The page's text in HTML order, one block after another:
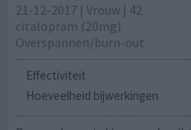
21-12-2017 | Vrouw | 42
citalopram (20mg)
Overspannen/burn-out
Effectiviteit
Hoeveelheid bijwerkingen